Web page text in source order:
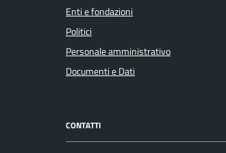
Enti e fondazioni
Politici
Personale amministrativo
Documenti e Dati
CONTATTI